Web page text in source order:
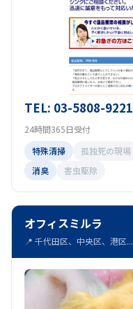
TEL: 03-5808-9221
24時間365日受付
特殊清掃
孤独死の現場
消臭
害虫駆除
オフィスミルラ
📍 千代田区、中央区、港区...